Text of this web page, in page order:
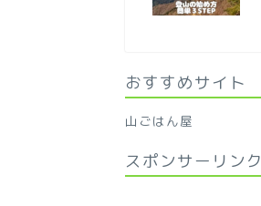
おすすめサイト
山ごはん屋
スポンサーリンク